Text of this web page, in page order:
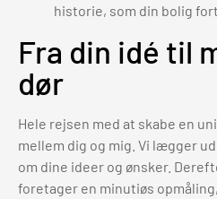
historie, som din bolig
Fra din idé til
dør
Hele rejsen med at skabe en
mellem dig og mig. Vi lægger
om dine ideer og ønsker.
foretager en minutiøs